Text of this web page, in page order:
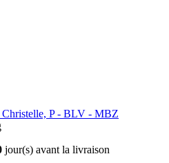
P - BLV - MBZ
jour(s) avant la livraison